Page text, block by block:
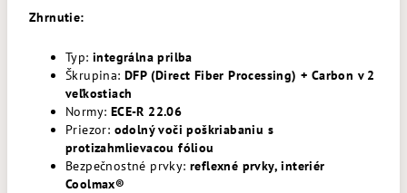
Zhrnutie:
Typ: integrálna prilba
Škrupina: DFP (Direct Fiber Processing) + Carbon v 2
veľkostiach
Normy: ECE-R 22.06
Priezor: odolný voči poškriabaniu s
protizahmlievacou fóliou
Bezpečnostné prvky: reflexné prvky, interiér
Coolmax®